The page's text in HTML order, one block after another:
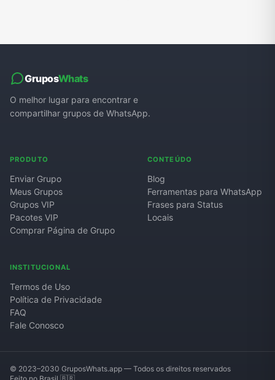
GruposWhats
O melhor lugar para encontrar e
compartilhar grupos de WhatsApp.
PRODUTO
Enviar Grupo
Meus Grupos
Grupos VIP
Pacotes VIP
Comprar Página de Grupo
CONTEÚDO
Blog
Ferramentas para WhatsApp
Frases para Status
Locais
INSTITUCIONAL
Termos de Uso
Política de Privacidade
FAQ
Fale Conosco
© 2023–2030 GruposWhats.app — Todos os direitos reservados